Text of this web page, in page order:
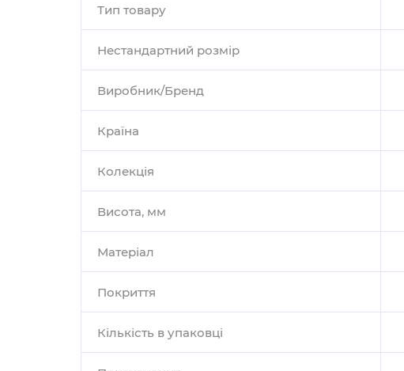
Тип товару
Нестандартний розмір
Виробник/Бренд
Країна
Колекція
Висота, мм
Матеріал
Покриття
Кількість в упаковці